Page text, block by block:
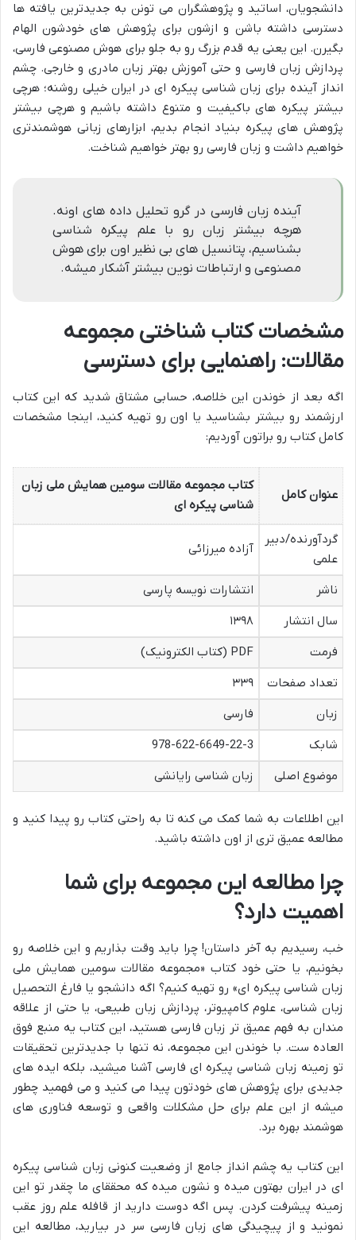
دانشجویان، اساتید و پژوهشگران می تونن به جدیدترین یافته ها
دسترسی داشته باشن و ازشون برای پژوهش های خودشون الهام
بگیرن. این یعنی یه قدم بزرگ رو به جلو برای هوش مصنوعی فارسی،
پردازش زبان فارسی و حتی آموزش بهتر زبان مادری و خارجی. چشم
انداز آینده برای زبان شناسی پیکره ای در ایران خیلی روشنه؛ هرچی
بیشتر پیکره های باکیفیت و متنوع داشته باشیم و هرچی بیشتر
پژوهش های پیکره بنیاد انجام بدیم، ابزارهای زبانی هوشمندتری
خواهیم داشت و زبان فارسی رو بهتر خواهیم شناخت.
آینده زبان فارسی در گرو تحلیل داده های اونه.
هرچه بیشتر زبان رو با علم پیکره شناسی
بشناسیم، پتانسیل های بی نظیر اون برای هوش
مصنوعی و ارتباطات نوین بیشتر آشکار میشه.
مشخصات کتاب شناختی مجموعه
مقالات: راهنمایی برای دسترسی
اگه بعد از خوندن این خلاصه، حسابی مشتاق شدید که این کتاب
ارزشمند رو بیشتر بشناسید یا اون رو تهیه کنید، اینجا مشخصات
کامل کتاب رو براتون آوردیم:
عنوان کامل
کتاب مجموعه مقالات سومین همایش ملی زبان
شناسی پیکره ای
گردآورنده/دبیر
علمی
آزاده میرزائی
ناشر
انتشارات نویسه پارسی
سال انتشار
۱۳۹۸
فرمت
PDF (کتاب الکترونیک)
تعداد صفحات
۳۳۹
زبان
فارسی
شابک
978-622-6649-22-3
موضوع اصلی
زبان شناسی رایانشی
این اطلاعات به شما کمک می کنه تا به راحتی کتاب رو پیدا کنید و
مطالعه عمیق تری از اون داشته باشید.
چرا مطالعه این مجموعه برای شما
اهمیت دارد؟
خب، رسیدیم به آخر داستان! چرا باید وقت بذاریم و این خلاصه رو
بخونیم، یا حتی خود کتاب «مجموعه مقالات سومین همایش ملی
زبان شناسی پیکره ای» رو تهیه کنیم؟ اگه دانشجو یا فارغ التحصیل
زبان شناسی، علوم کامپیوتر، پردازش زبان طبیعی، یا حتی از علاقه
مندان به فهم عمیق تر زبان فارسی هستید، این کتاب یه منبع فوق
العاده ست. با خوندن این مجموعه، نه تنها با جدیدترین تحقیقات
تو زمینه زبان شناسی پیکره ای فارسی آشنا میشید، بلکه ایده های
جدیدی برای پژوهش های خودتون پیدا می کنید و می فهمید چطور
میشه از این علم برای حل مشکلات واقعی و توسعه فناوری های
هوشمند بهره برد.
این کتاب یه چشم انداز جامع از وضعیت کنونی زبان شناسی پیکره
ای در ایران بهتون میده و نشون میده که محققای ما چقدر تو این
زمینه پیشرفت کردن. پس اگه دوست دارید از قافله علم روز عقب
نمونید و از پیچیدگی های زبان فارسی سر در بیارید، مطالعه این